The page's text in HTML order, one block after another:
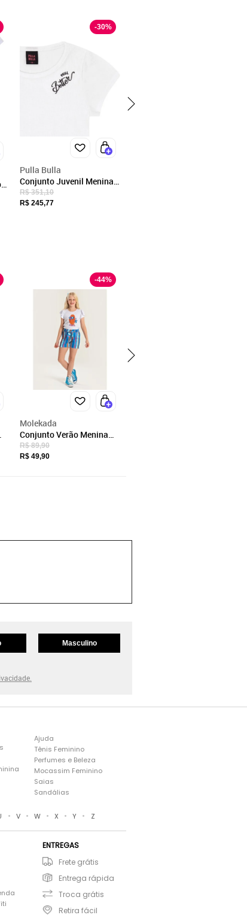
-30%
Pulla Bulla
Conjunto Juvenil Menina -
Branco - 49424-3
R$ 351,10
R$ 245,77
-44%
Molekada
Conjunto Verão Menina
Branco Blusa e Shorts
Com Amarração Laço e
R$ 89,90
R$ 49,90
Masculino
Ajuda
Tênis Feminino
Perfumes e Beleza
Mocassim Feminino
Saias
Sandálias
• V • W • X • Y • Z
ENTREGAS
Frete grátis
Entrega rápida
Troca grátis
Retira fácil